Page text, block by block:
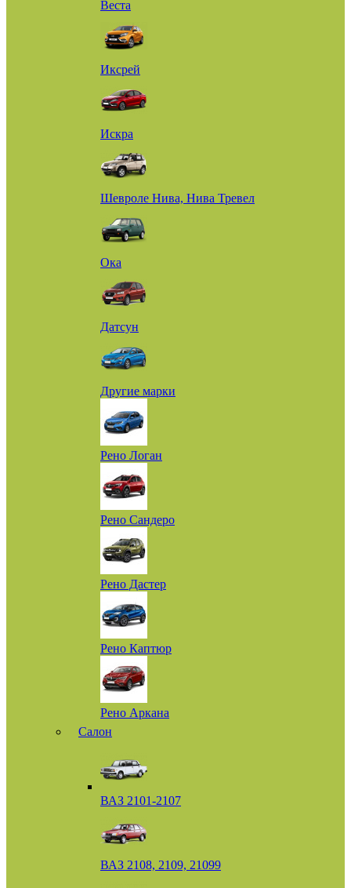
Веста
Иксрей
Искра
Шевроле Нива, Нива Тревел
Ока
Датсун
Другие марки
Рено Логан
Рено Сандеро
Рено Дастер
Рено Каптюр
Рено Аркана
Салон
ВАЗ 2101-2107
ВАЗ 2108, 2109, 21099